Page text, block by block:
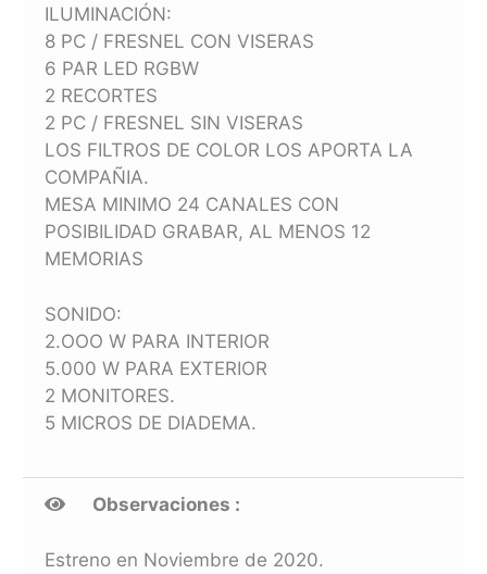
ILUMINACIÓN:
8 PC / FRESNEL CON VISERAS
6 PAR LED RGBW
2 RECORTES
2 PC / FRESNEL SIN VISERAS
LOS FILTROS DE COLOR LOS APORTA LA
COMPAÑIA.
MESA MINIMO 24 CANALES CON
POSIBILIDAD GRABAR, AL MENOS 12
MEMORIAS
SONIDO:
2.OOO W PARA INTERIOR
5.000 W PARA EXTERIOR
2 MONITORES.
5 MICROS DE DIADEMA.
Observaciones :
Estreno en Noviembre de 2020.